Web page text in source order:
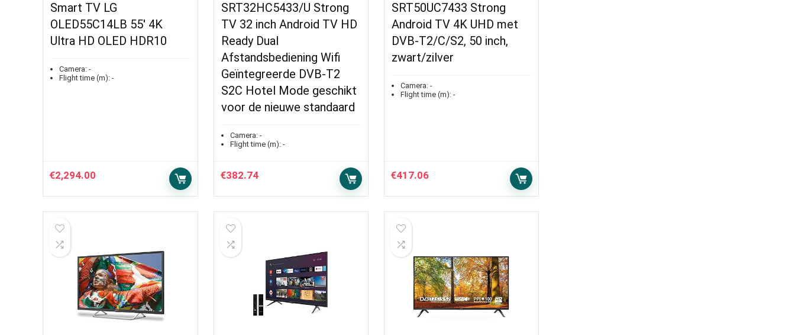
Smart TV LG
OLED55C14LB 55′ 4K
Ultra HD OLED HDR10
Camera: -
Flight time (m): -
€2,294.00
SRT32HC5433/U Strong
TV 32 inch Android TV HD
Ready Dual
Afstandsbediening Wifi
Geïntegreerde DVB-T2
S2C Hotel Mode geschikt
voor de nieuwe standaard
Camera:-
Flight time (m):-
€382.74
SRT50UC7433 Strong
Android TV 4K UHD met
DVB-T2/C/S2, 50 inch,
zwart/zilver
Camera: -
Flight time (m): -
€417.06